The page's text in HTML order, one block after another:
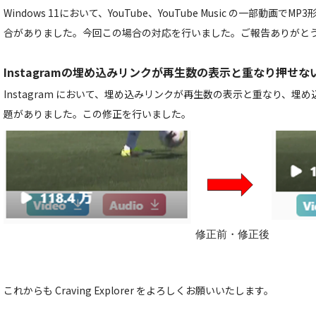
Windows 11において、YouTube、YouTube Music の一部動画でMP3
合がありました。今回この場合の対応を行いました。ご報告ありがと
Instagramの埋め込みリンクが再生数の表示と重なり押せな
Instagram において、埋め込みリンクが再生数の表示と重なり、埋め
題がありました。この修正を行いました。
修正前・修正後
これからも Craving Explorer をよろしくお願いいたします。